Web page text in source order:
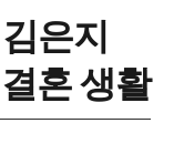
은지
혼 생활